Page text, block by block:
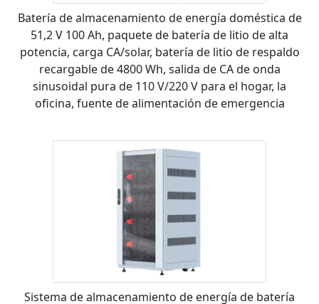
Batería de almacenamiento de energía doméstica de
51,2 V 100 Ah, paquete de batería de litio de alta
potencia, carga CA/solar, batería de litio de respaldo
recargable de 4800 Wh, salida de CA de onda
sinusoidal pura de 110 V/220 V para el hogar, la
oficina, fuente de alimentación de emergencia
Sistema de almacenamiento de energía de batería